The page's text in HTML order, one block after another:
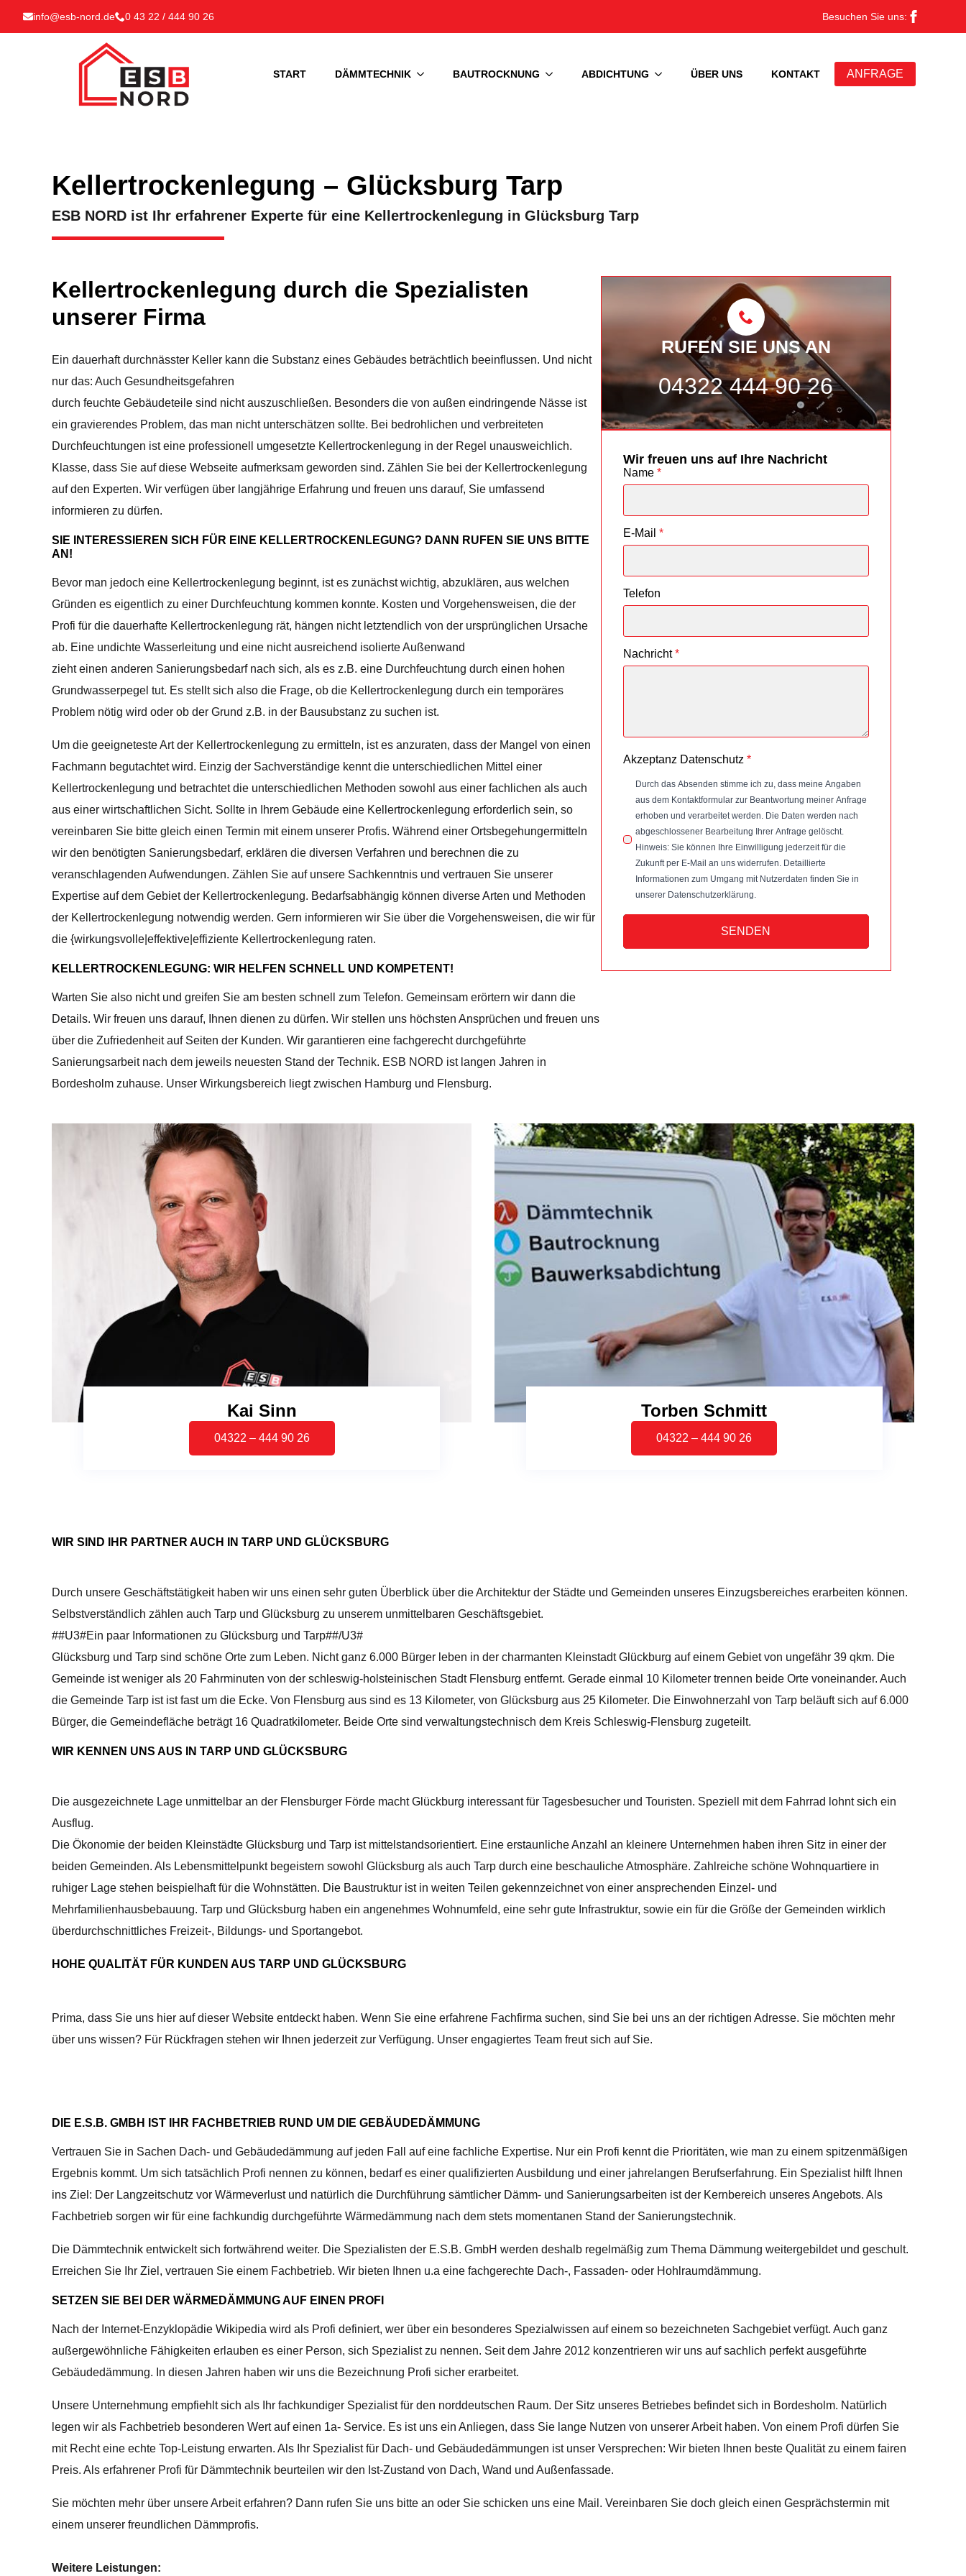
info@esb-nord.de 0 43 22 / 444 90 26 Besuchen Sie uns:
START DÄMMTECHNIK BAUTROCKNUNG ABDICHTUNG ÜBER UNS KONTAKT ANFRAGE
Kellertrockenlegung – Glücksburg Tarp
ESB NORD ist Ihr erfahrener Experte für eine Kellertrockenlegung in Glücksburg Tarp
Kellertrockenlegung durch die Spezialisten
unserer Firma
Ein dauerhaft durchnässter Keller kann die Substanz eines Gebäudes beträchtlich beeinflussen. Und nicht
nur das: Auch Gesundheitsgefahren
durch feuchte Gebäudeteile sind nicht auszuschließen. Besonders die von außen eindringende Nässe ist
ein gravierendes Problem, das man nicht unterschätzen sollte. Bei bedrohlichen und verbreiteten
Durchfeuchtungen ist eine professionell umgesetzte Kellertrockenlegung in der Regel unausweichlich.
Klasse, dass Sie auf diese Webseite aufmerksam geworden sind. Zählen Sie bei der Kellertrockenlegung
auf den Experten. Wir verfügen über langjährige Erfahrung und freuen uns darauf, Sie umfassend
informieren zu dürfen.
SIE INTERESSIEREN SICH FÜR EINE KELLERTROCKENLEGUNG? DANN RUFEN SIE UNS BITTE
AN!
Bevor man jedoch eine Kellertrockenlegung beginnt, ist es zunächst wichtig, abzuklären, aus welchen
Gründen es eigentlich zu einer Durchfeuchtung kommen konnte. Kosten und Vorgehensweisen, die der
Profi für die dauerhafte Kellertrockenlegung rät, hängen nicht letztendlich von der ursprünglichen Ursache
ab. Eine undichte Wasserleitung und eine nicht ausreichend isolierte Außenwand
zieht einen anderen Sanierungsbedarf nach sich, als es z.B. eine Durchfeuchtung durch einen hohen
Grundwasserpegel tut. Es stellt sich also die Frage, ob die Kellertrockenlegung durch ein temporäres
Problem nötig wird oder ob der Grund z.B. in der Bausubstanz zu suchen ist.
Um die geeigneteste Art der Kellertrockenlegung zu ermitteln, ist es anzuraten, dass der Mangel von einen
Fachmann begutachtet wird. Einzig der Sachverständige kennt die unterschiedlichen Mittel einer
Kellertrockenlegung und betrachtet die unterschiedlichen Methoden sowohl aus einer fachlichen als auch
aus einer wirtschaftlichen Sicht. Sollte in Ihrem Gebäude eine Kellertrockenlegung erforderlich sein, so
vereinbaren Sie bitte gleich einen Termin mit einem unserer Profis. Während einer Ortsbegehungermitteln
wir den benötigten Sanierungsbedarf, erklären die diversen Verfahren und berechnen die zu
veranschlagenden Aufwendungen. Zählen Sie auf unsere Sachkenntnis und vertrauen Sie unserer
Expertise auf dem Gebiet der Kellertrockenlegung. Bedarfsabhängig können diverse Arten und Methoden
der Kellertrockenlegung notwendig werden. Gern informieren wir Sie über die Vorgehensweisen, die wir für
die {wirkungsvolle|effektive|effiziente Kellertrockenlegung raten.
KELLERTROCKENLEGUNG: WIR HELFEN SCHNELL UND KOMPETENT!
Warten Sie also nicht und greifen Sie am besten schnell zum Telefon. Gemeinsam erörtern wir dann die
Details. Wir freuen uns darauf, Ihnen dienen zu dürfen. Wir stellen uns höchsten Ansprüchen und freuen uns
über die Zufriedenheit auf Seiten der Kunden. Wir garantieren eine fachgerecht durchgeführte
Sanierungsarbeit nach dem jeweils neuesten Stand der Technik. ESB NORD ist langen Jahren in
Bordesholm zuhause. Unser Wirkungsbereich liegt zwischen Hamburg und Flensburg.
RUFEN SIE UNS AN
04322 444 90 26
Wir freuen uns auf Ihre Nachricht
Name *
E-Mail *
Telefon
Nachricht *
Akzeptanz Datenschutz *
Durch das Absenden stimme ich zu, dass meine Angaben
aus dem Kontaktformular zur Beantwortung meiner Anfrage
erhoben und verarbeitet werden. Die Daten werden nach
abgeschlossener Bearbeitung Ihrer Anfrage gelöscht.
Hinweis: Sie können Ihre Einwilligung jederzeit für die
Zukunft per E-Mail an uns widerrufen. Detaillierte
Informationen zum Umgang mit Nutzerdaten finden Sie in
unserer Datenschutzerklärung.
SENDEN
Kai Sinn
04322 – 444 90 26
Torben Schmitt
04322 – 444 90 26
WIR SIND IHR PARTNER AUCH IN TARP UND GLÜCKSBURG
Durch unsere Geschäftstätigkeit haben wir uns einen sehr guten Überblick über die Architektur der Städte und Gemeinden unseres Einzugsbereiches erarbeiten können.
Selbstverständlich zählen auch Tarp und Glücksburg zu unserem unmittelbaren Geschäftsgebiet.
##U3#Ein paar Informationen zu Glücksburg und Tarp##/U3#
Glücksburg und Tarp sind schöne Orte zum Leben. Nicht ganz 6.000 Bürger leben in der charmanten Kleinstadt Glückburg auf einem Gebiet von ungefähr 39 qkm. Die
Gemeinde ist weniger als 20 Fahrminuten von der schleswig-holsteinischen Stadt Flensburg entfernt. Gerade einmal 10 Kilometer trennen beide Orte voneinander. Auch
die Gemeinde Tarp ist ist fast um die Ecke. Von Flensburg aus sind es 13 Kilometer, von Glücksburg aus 25 Kilometer. Die Einwohnerzahl von Tarp beläuft sich auf 6.000
Bürger, die Gemeindefläche beträgt 16 Quadratkilometer. Beide Orte sind verwaltungstechnisch dem Kreis Schleswig-Flensburg zugeteilt.
WIR KENNEN UNS AUS IN TARP UND GLÜCKSBURG
Die ausgezeichnete Lage unmittelbar an der Flensburger Förde macht Glückburg interessant für Tagesbesucher und Touristen. Speziell mit dem Fahrrad lohnt sich ein
Ausflug.
Die Ökonomie der beiden Kleinstädte Glücksburg und Tarp ist mittelstandsorientiert. Eine erstaunliche Anzahl an kleinere Unternehmen haben ihren Sitz in einer der
beiden Gemeinden. Als Lebensmittelpunkt begeistern sowohl Glücksburg als auch Tarp durch eine beschauliche Atmosphäre. Zahlreiche schöne Wohnquartiere in
ruhiger Lage stehen beispielhaft für die Wohnstätten. Die Baustruktur ist in weiten Teilen gekennzeichnet von einer ansprechenden Einzel- und
Mehrfamilienhausbebauung. Tarp und Glücksburg haben ein angenehmes Wohnumfeld, eine sehr gute Infrastruktur, sowie ein für die Größe der Gemeinden wirklich
überdurchschnittliches Freizeit-, Bildungs- und Sportangebot.
HOHE QUALITÄT FÜR KUNDEN AUS TARP UND GLÜCKSBURG
Prima, dass Sie uns hier auf dieser Website entdeckt haben. Wenn Sie eine erfahrene Fachfirma suchen, sind Sie bei uns an der richtigen Adresse. Sie möchten mehr
über uns wissen? Für Rückfragen stehen wir Ihnen jederzeit zur Verfügung. Unser engagiertes Team freut sich auf Sie.
DIE E.S.B. GMBH IST IHR FACHBETRIEB RUND UM DIE GEBÄUDEDÄMMUNG
Vertrauen Sie in Sachen Dach- und Gebäudedämmung auf jeden Fall auf eine fachliche Expertise. Nur ein Profi kennt die Prioritäten, wie man zu einem spitzenmäßigen
Ergebnis kommt. Um sich tatsächlich Profi nennen zu können, bedarf es einer qualifizierten Ausbildung und einer jahrelangen Berufserfahrung. Ein Spezialist hilft Ihnen
ins Ziel: Der Langzeitschutz vor Wärmeverlust und natürlich die Durchführung sämtlicher Dämm- und Sanierungsarbeiten ist der Kernbereich unseres Angebots. Als
Fachbetrieb sorgen wir für eine fachkundig durchgeführte Wärmedämmung nach dem stets momentanen Stand der Sanierungstechnik.
Die Dämmtechnik entwickelt sich fortwährend weiter. Die Spezialisten der E.S.B. GmbH werden deshalb regelmäßig zum Thema Dämmung weitergebildet und geschult.
Erreichen Sie Ihr Ziel, vertrauen Sie einem Fachbetrieb. Wir bieten Ihnen u.a eine fachgerechte Dach-, Fassaden- oder Hohlraumdämmung.
SETZEN SIE BEI DER WÄRMEDÄMMUNG AUF EINEN PROFI
Nach der Internet-Enzyklopädie Wikipedia wird als Profi definiert, wer über ein besonderes Spezialwissen auf einem so bezeichneten Sachgebiet verfügt. Auch ganz
außergewöhnliche Fähigkeiten erlauben es einer Person, sich Spezialist zu nennen. Seit dem Jahre 2012 konzentrieren wir uns auf sachlich perfekt ausgeführte
Gebäudedämmung. In diesen Jahren haben wir uns die Bezeichnung Profi sicher erarbeitet.
Unsere Unternehmung empfiehlt sich als Ihr fachkundiger Spezialist für den norddeutschen Raum. Der Sitz unseres Betriebes befindet sich in Bordesholm. Natürlich
legen wir als Fachbetrieb besonderen Wert auf einen 1a- Service. Es ist uns ein Anliegen, dass Sie lange Nutzen von unserer Arbeit haben. Von einem Profi dürfen Sie
mit Recht eine echte Top-Leistung erwarten. Als Ihr Spezialist für Dach- und Gebäudedämmungen ist unser Versprechen: Wir bieten Ihnen beste Qualität zu einem fairen
Preis. Als erfahrener Profi für Dämmtechnik beurteilen wir den Ist-Zustand von Dach, Wand und Außenfassade.
Sie möchten mehr über unsere Arbeit erfahren? Dann rufen Sie uns bitte an oder Sie schicken uns eine Mail. Vereinbaren Sie doch gleich einen Gesprächstermin mit
einem unserer freundlichen Dämmprofis.
Weitere Leistungen: